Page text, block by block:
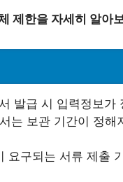
제한을 자세히 알아
발급 시 입력정보가
는 보관 기간이 정
요구되는 서류 제출